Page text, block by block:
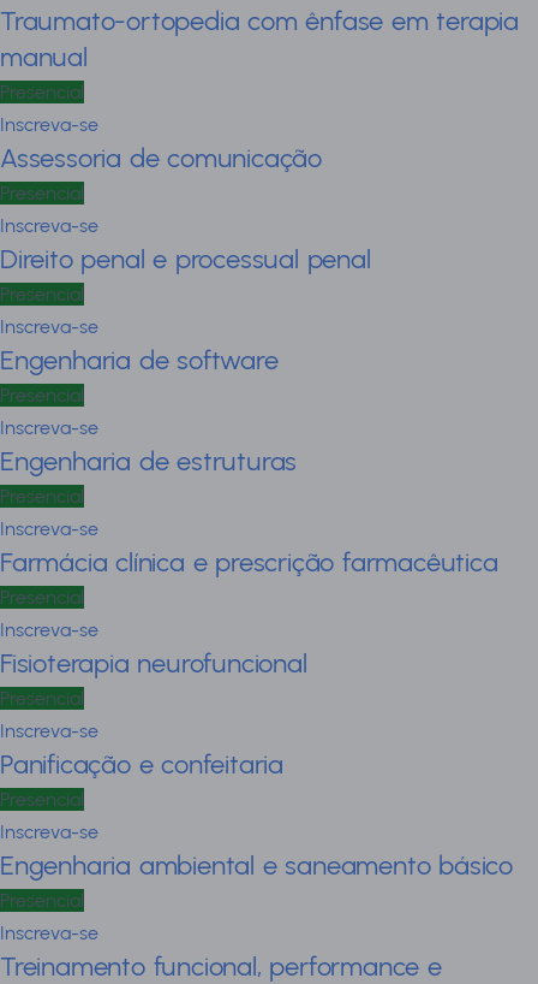
Traumato-ortopedia com ênfase em terapia
manual
Presencial
Inscreva-se
Assessoria de comunicação
Presencial
Inscreva-se
Direito penal e processual penal
Presencial
Inscreva-se
Engenharia de software
Presencial
Inscreva-se
Engenharia de estruturas
Presencial
Inscreva-se
Farmácia clínica e prescrição farmacêutica
Presencial
Inscreva-se
Fisioterapia neurofuncional
Presencial
Inscreva-se
Panificação e confeitaria
Presencial
Inscreva-se
Engenharia ambiental e saneamento básico
Presencial
Inscreva-se
Treinamento funcional, performance e